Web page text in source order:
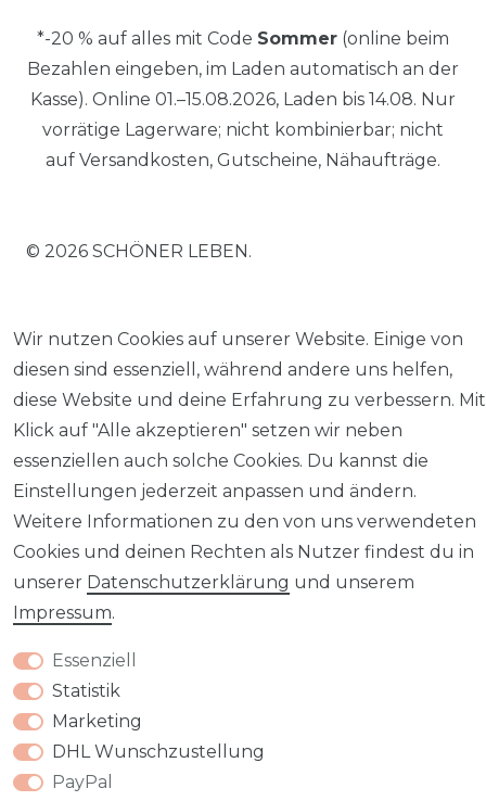
*-20 % auf alles mit Code Sommer (online beim
Bezahlen eingeben, im Laden automatisch an der
Kasse). Online 01.–15.08.2026, Laden bis 14.08. Nur
vorrätige Lagerware; nicht kombinierbar; nicht
auf Versandkosten, Gutscheine, Nähaufträge.
© 2026 SCHÖNER LEBEN.
Impressum Daten­schutz­erklärung AGB
VERTRAG WIDERRUFEN
Wir nutzen Cookies auf unserer Website. Einige von
diesen sind essenziell, während andere uns helfen,
diese Website und deine Erfahrung zu verbessern. Mit
Klick auf "Alle akzeptieren" setzen wir neben
essenziellen auch solche Cookies. Du kannst die
Einstellungen jederzeit anpassen und ändern.
Weitere Informationen zu den von uns verwendeten
Cookies und deinen Rechten als Nutzer findest du in
unserer Daten­schutz­erklärung und unserem
Impressum.
Essenziell
Statistik
Marketing
DHL Wunschzustellung
PayPal